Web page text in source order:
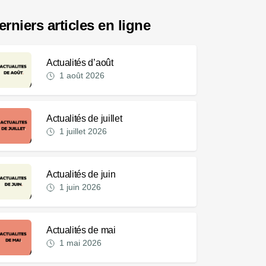
articles en ligne
Actualités d’août
1 août 2026
Actualités de juillet
1 juillet 2026
Actualités de juin
1 juin 2026
Actualités de mai
1 mai 2026